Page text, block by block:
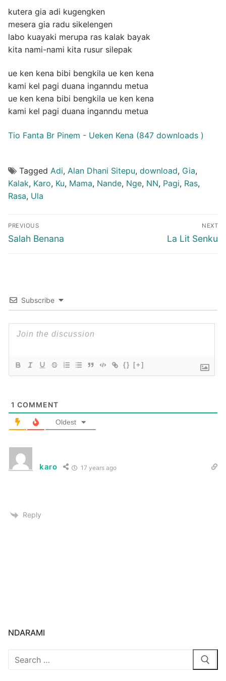
kutera gia adi kugengken
mesera gia radu sikelengen
labo kuayaki merupa ras kalak bayak
kita nami-nami kita rusur silepak
ue ken kena bibi bengkila ue ken kena
kami kel pagi duana inganndu metua
ue ken kena bibi bengkila ue ken kena
kami kel pagi duana inganndu metua
Tio Fanta Br Pinem - Ueken Kena (847 downloads )
Tagged Adi, Alan Dhani Sitepu, download, Gia,
Kalak, Karo, Ku, Mama, Nande, Nge, NN, Pagi, Ras,
Rasa, Ula
Post
navigation
PREVIOUS
Previous
Salah Benana
NEXT
Next
La Lit Senku
Subscribe
{} [+]
1 COMMENT
Oldest
karo 17 years ago
Reply
NDARAMI
Search